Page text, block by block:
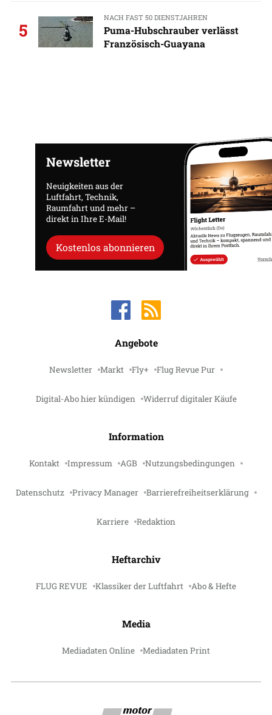
5
NACH FAST 50 DIENSTJAHREN
Puma-Hubschrauber verlässt
Französisch-Guayana
Newsletter
Neuigkeiten aus der
Luftfahrt, Technik,
Raumfahrt und mehr –
direkt in Ihre E-Mail!
Kostenlos abonnieren
Angebote
Newsletter Markt Fly+ Flug Revue Pur
Digital-Abo hier kündigen Widerruf digitaler Käufe
Information
Kontakt Impressum AGB Nutzungsbedingungen
Datenschutz Privacy Manager Barrierefreiheitserklärung
Karriere Redaktion
Heftarchiv
FLUG REVUE Klassiker der Luftfahrt Abo & Hefte
Media
Mediadaten Online Mediadaten Print